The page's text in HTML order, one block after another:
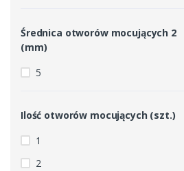
Średnica otworów mocujących 2
(mm)
5
Ilość otworów mocujących (szt.)
1
2